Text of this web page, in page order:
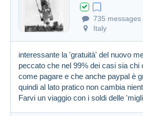
Created on 16 Jan 2024 at 09:00
735 messages
Italy
interessante la 'gratuità' del nuovo
peccato che nel 99% dei casi sia chi
come pagare e che anche paypal è
quindi al lato pratico non cambia
Farvi un viaggio con i soldi delle